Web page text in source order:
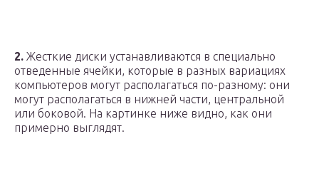
2. Жесткие диски устанавливаются в специально
отведенные ячейки, которые в разных вариациях
компьютеров могут располагаться по-разному: они
могут располагаться в нижней части, центральной
или боковой. На картинке ниже видно, как они
примерно выглядят.